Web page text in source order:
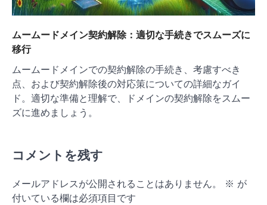
ムームードメイン契約解除：適切な手続きでスムーズに
移行
ムームードメインでの契約解除の手続き、考慮すべき
点、および契約解除後の対応策についての詳細なガイ
ド。適切な準備と理解で、ドメインの契約解除をスムー
ズに進めましょう。
コメントを残す
メールアドレスが公開されることはありません。 ※ が
付いている欄は必須項目です